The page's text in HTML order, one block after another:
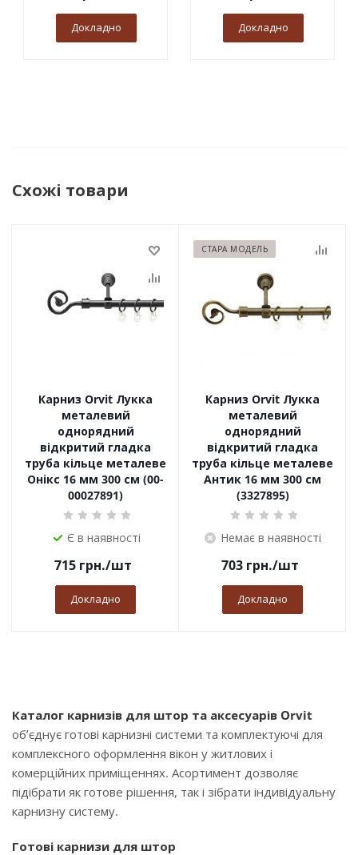
Докладно Докладно
Схожі товари
Карниз Orvit Лукка
металевий
однорядний
відкритий гладка
труба кільце металеве
Онікс 16 мм 300 см (00-
00027891)
Є в наявності
715грн./шт
Докладно
СТАРА МОДЕЛЬ
Карниз Orvit Лукка
металевий
однорядний
відкритий гладка
труба кільце металеве
Антик 16 мм 300 см
(3327895)
Немає в наявності
703грн./шт
Докладно
Каталог карнизів для штор та аксесуарів Orvit
об’єднує готові карнизні системи та комплектуючі для
комплексного оформлення вікон у житлових і
комерційних приміщеннях. Асортимент дозволяє
підібрати як готове рішення, так і зібрати індивідуальну
карнизну систему.
Готові карнизи для штор